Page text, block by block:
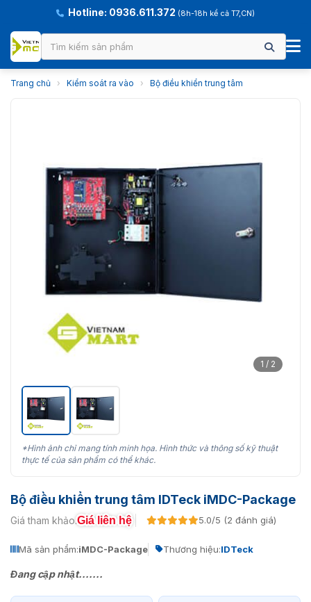
Hotline: 0936.611.372 (8h-18h kể cả T7,CN)
Trang chủ › Kiểm soát ra vào › Bộ điều khiển trung tâm
1 / 2
*Hình ảnh chỉ mang tính minh họa. Hình thức và thông số kỹ thuật
thực tế của sản phẩm có thể khác.
Bộ điều khiển trung tâm IDTeck iMDC-Package
Giá tham khảo:Giá liên hệ 5.0/5 (2 đánh giá)
Mã sản phẩm:iMDC-Package Thương hiệu:IDTeck
Đang cập nhật.......